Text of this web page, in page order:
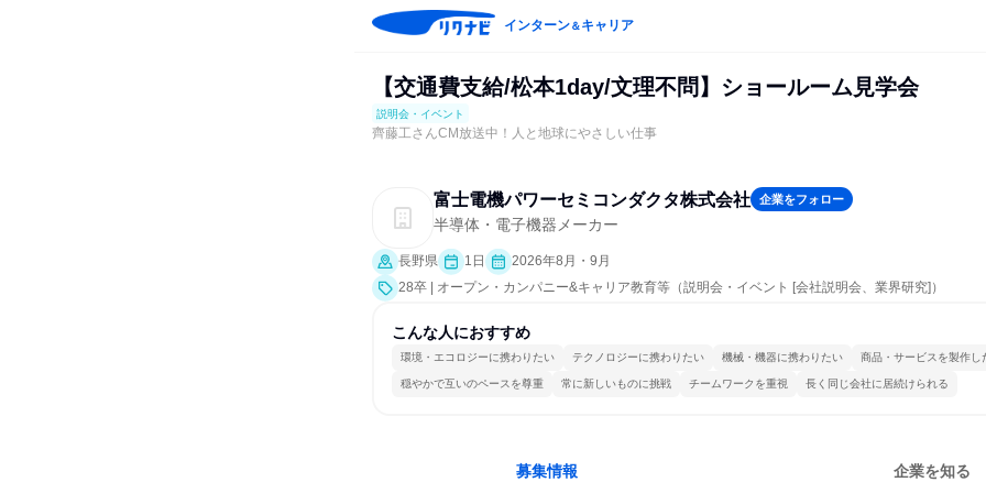
インターン＆キャリア
【交通費支給/松本1day/文理不問】ショールーム見学会
説明会・イベント
齊藤工さんCM放送中！人と地球にやさしい仕事
富士電機パワーセミコンダクタ株式会社 企業をフォロー
半導体・電子機器メーカー
長野県 1日
2026年8月・9月
28卒 | オープン・カンパニー&キャリア教育等（説明会・イベント [会社説明会、業界研究]）
こんな人におすすめ
環境・エコロジーに携わりたい テクノロジーに携わりたい 機械・機器に携わりたい 商品・サービスを製作し
穏やかで互いのペースを尊重 常に新しいものに挑戦 チームワークを重視 長く同じ会社に居続けられる
募集情報 企業を知る